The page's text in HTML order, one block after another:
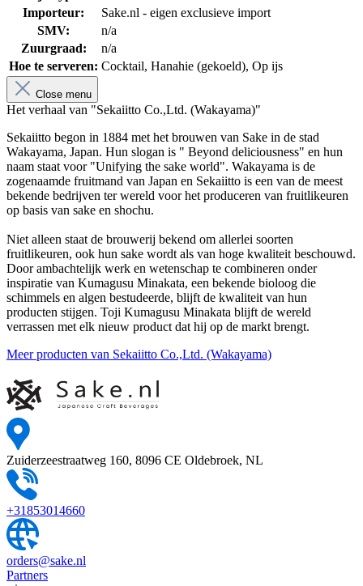
Importeur:
Sake.nl - eigen exclusieve import
SMV:
n/a
Zuurgraad:
n/a
Hoe te serveren: Cocktail, Hanahie (gekoeld), Op ijs
Close menu
Het verhaal van "Sekaiitto Co.,Ltd. (Wakayama)"
Sekaiitto begon in 1884 met het brouwen van Sake in de stad
Wakayama, Japan. Hun slogan is " Beyond deliciousness" en hun
naam staat voor "Unifying the sake world". Wakayama is de
zogenaamde fruitmand van Japan en Sekaiitto is een van de meest
bekende bedrijven ter wereld voor het produceren van fruitlikeuren
op basis van sake en shochu.
Niet alleen staat de brouwerij bekend om allerlei soorten
fruitlikeuren, ook hun sake wordt als van hoge kwaliteit beschouwd.
Door ambachtelijk werk en wetenschap te combineren onder
inspiratie van Kumagusu Minakata, een bekende bioloog die
schimmels en algen bestudeerde, blijft de kwaliteit van hun
producten stijgen. Toji Kumagusu Minakata blijft de wereld
verrassen met elk nieuw product dat hij op de markt brengt.
Meer producten van Sekaiitto Co.,Ltd. (Wakayama)
Zuiderzeestraatweg 160, 8096 CE Oldebroek, NL
+31853014660
orders@sake.nl
Partners